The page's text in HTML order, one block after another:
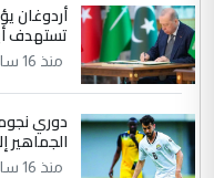
أردوغان
تستهدف
منذ 16 ساعة
دوري
الجماهير
منذ 16 ساعة